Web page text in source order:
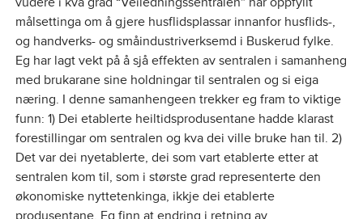
målsettinga om å gjere husflidsplassar innanfor husflids-,
og handverks- og småindustriverksemd i Buskerud fylke.
Eg har lagt vekt på å sjå effekten av sentralen i samanheng
med brukarane sine holdningar til sentralen og si eiga
næring. I denne samanhengeen trekker eg fram to viktige
funn: 1) Dei etablerte heiltidsprodusentane hadde klarast
forestillingar om sentralen og kva dei ville bruke han til. 2)
Det var dei nyetablerte, dei som vart etablerte etter at
sentralen kom til, som i største grad representerte den
økonomiske nyttetenkinga, ikkje dei etablerte
produsentane. Eg finn at endring i retning av